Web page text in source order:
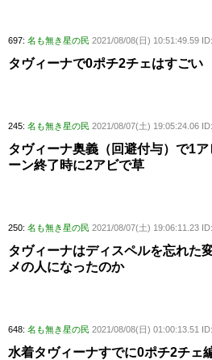
697: 名も無き星の民 2021/08/08(日) 10:51:49.59
タヴィーナで0ポチ2チェはすご
245: 名も無き星の民 2021/08/07(土) 19:05:24.06
タヴィーナ奥義（回避付与）で1
ーン終了時に2アビで草
250: 名も無き星の民 2021/08/07(土) 19:06:11.23
タヴィーナはディスペルを忘れた
メの人になったのか
648: 名も無き星の民 2021/08/08(日) 01:00:13.51
水着タヴィーナすでに0ポチ2チェ